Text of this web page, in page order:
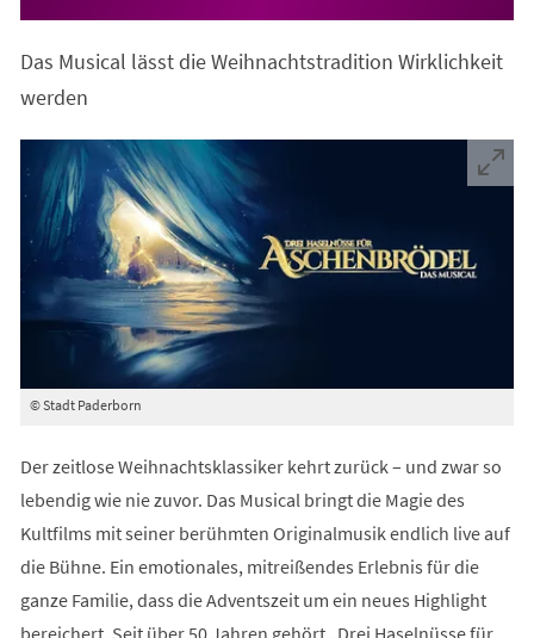
Das Musical lässt die Weihnachtstradition Wirklichkeit
werden
© Stadt Paderborn
Der zeitlose Weihnachtsklassiker kehrt zurück – und zwar so
lebendig wie nie zuvor. Das Musical bringt die Magie des
Kultfilms mit seiner berühmten Originalmusik endlich live auf
die Bühne. Ein emotionales, mitreißendes Erlebnis für die
ganze Familie, dass die Adventszeit um ein neues Highlight
bereichert. Seit über 50 Jahren gehört „Drei Haselnüsse für